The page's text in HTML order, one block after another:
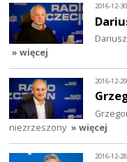
2016-12-
» więcej
2016-12-
niezrzeszony » więcej
2016-12-